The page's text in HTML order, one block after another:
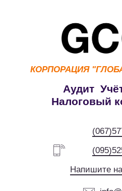
КОРПОРАЦИЯ
Аудит
Налоговый
Напишите